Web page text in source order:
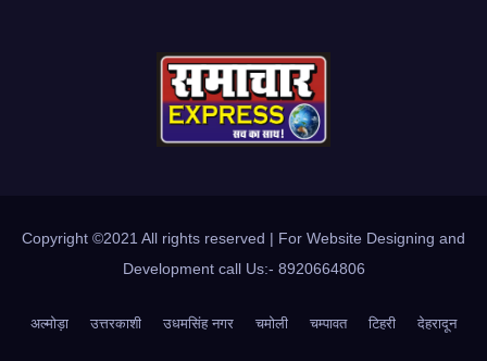
Copyright ©2021 All rights reserved | For Website Designing and
Development call Us:- 8920664806
अल्मोड़ा उत्तरकाशी उधमसिंह नगर चमोली चम्पावत टिहरी देहरादून